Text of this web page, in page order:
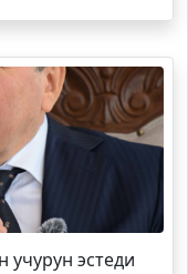
учурун эстеди